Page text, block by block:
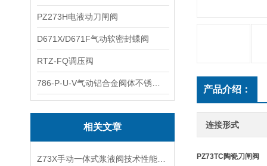
PZ273H电液动刀闸阀
D671X/D671F气动软密封蝶阀
RTZ-FQ调压阀
相关文章
产品介绍：
连接形式
PZ73TC陶瓷刀闸阀